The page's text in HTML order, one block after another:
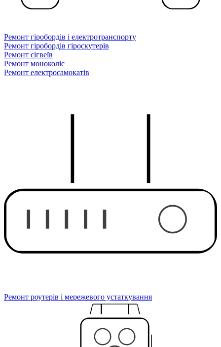
Ремонт гіробордів і електротранспорту
Ремонт гіробордів гіроскутерів
Ремонт сігвеїв
Ремонт моноколіс
Ремонт електросамокатів
Ремонт роутерів і мережевого устаткування